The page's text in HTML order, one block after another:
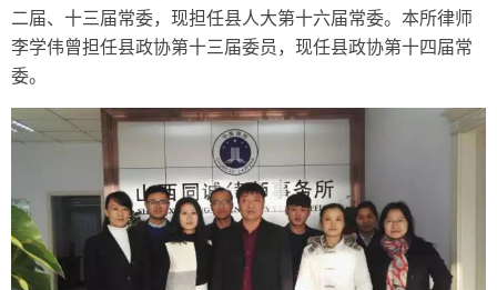
二届、十三届常委，现担任县人大第十六届常委。本所律师
李学伟曾担任县政协第十三届委员，现任县政协第十四届常
委。